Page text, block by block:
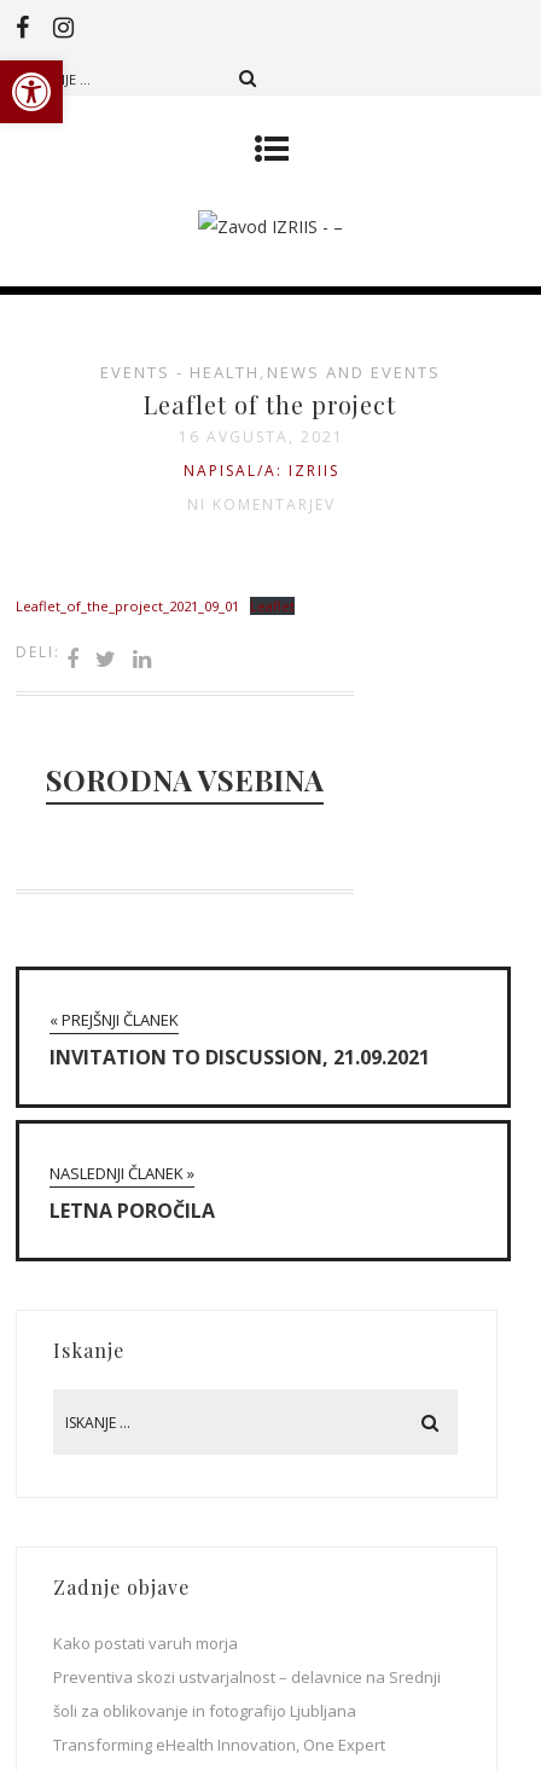
Open toolbar
EVENTS - HEALTH , NEWS AND EVENTS
Leaflet of the project
16 AVGUSTA, 2021
NAPISAL/A: IZRIIS
NI KOMENTARJEV
Leaflet_of_the_project_2021_09_01 Leaflet
DELI:
SORODNA VSEBINA
« PREJŠNJI ČLANEK
INVITATION TO DISCUSSION, 21.09.2021
NASLEDNJI ČLANEK »
LETNA POROČILA
Iskanje
Zadnje objave
Kako postati varuh morja
Preventiva skozi ustvarjalnost – delavnice na Srednji
šoli za oblikovanje in fotografijo Ljubljana
Transforming eHealth Innovation, One Expert